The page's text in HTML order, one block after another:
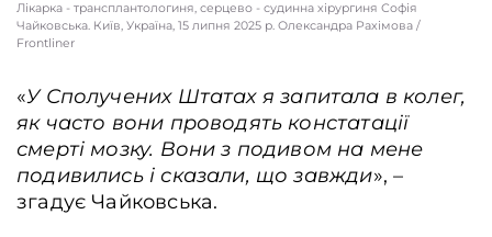
Лікарка - трансплантологиня, серцево - судинна хірургиня Софія
Чайковська. Київ, Україна, 15 липня 2025 р. Олександра Рахімова /
Frontliner
«У Сполучених Штатах я запитала в колег,
як часто вони проводять констатації
смерті мозку. Вони з подивом на мене
подивились і сказали, що завжди», –
згадує Чайковська.